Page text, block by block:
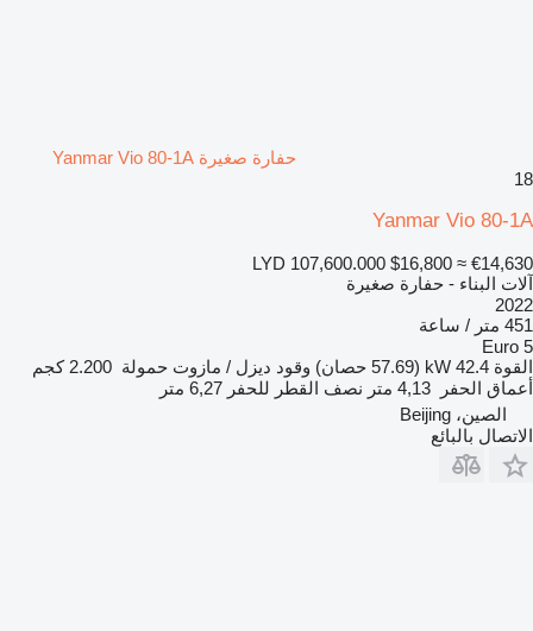
حفارة صغيرة Yanmar Vio 80-1A
18
Yanmar Vio 80-1A
LYD 107,600.000 $16,800 ≈ €14,630
آلات البناء - حفارة صغيرة
2022
451 متر / ساعة
Euro 5
القوة 42.4 kW (57.69 حصان) وقود ديزل / مازوت حمولة 2.200 كجم
أعماق الحفر
4,13 متر نصف القطر للحفر 6,27 متر
الصين، Beijing
الاتصال بالبائع